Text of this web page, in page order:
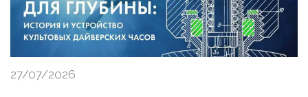
27/07/2026